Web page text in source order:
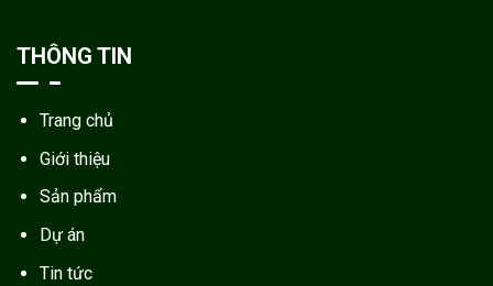
THÔNG TIN
Trang chủ
Giới thiệu
Sản phẩm
Dự án
Tin tức